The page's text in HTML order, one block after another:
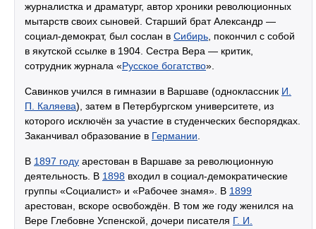
журналистка и драматург, автор хроники революционных
мытарств своих сыновей. Старший брат Александр —
социал-демократ, был сослан в Сибирь , покончил с собой
в якутской ссылке в 1904. Сестра Вера — критик,
сотрудник журнала «Русское богатство».
Савинков учился в гимназии в Варшаве (одноклассник И.
П. Каляева), затем в Петербургском университете, из
которого исключён за участие в студенческих беспорядках.
Заканчивал образование в Германии
В 1897 году арестован в Варшаве за революционную
деятельность. В 1898 входил в социал-демократические
группы «Социалист» и «Рабочее знамя». В 1899
арестован, вскоре освобождён. В том же году женился на
Вере Глебовне Успенской, дочери писателя Г. И.